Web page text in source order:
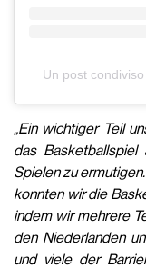
Un post
„Ein wichtiger Teil
das Basketballspiel
Spielen zu
konnten wir die
indem wir mehrere
den Niederlanden
und viele der